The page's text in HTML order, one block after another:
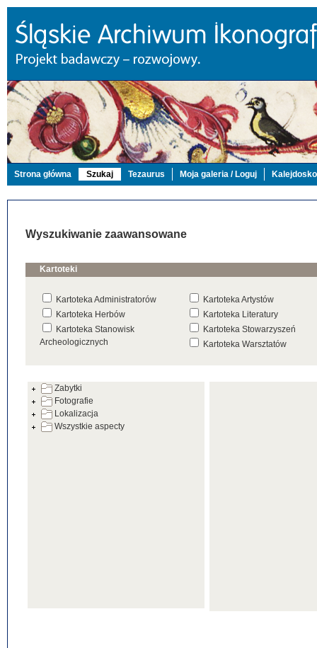
Strona główna Szukaj Tezaurus Moja galeria / Loguj
Wyszukiwanie zaawansowane
Kartoteki
Kartoteka Administratorów
Kartoteka Artystów
Kartoteka Herbów
Kartoteka Literatury
Kartoteka Stanowisk
Archeologicznych
Kartoteka Stowarzyszeń
Kartoteka Warsztatów
Zabytki
Fotografie
Lokalizacja
Wszystkie aspecty